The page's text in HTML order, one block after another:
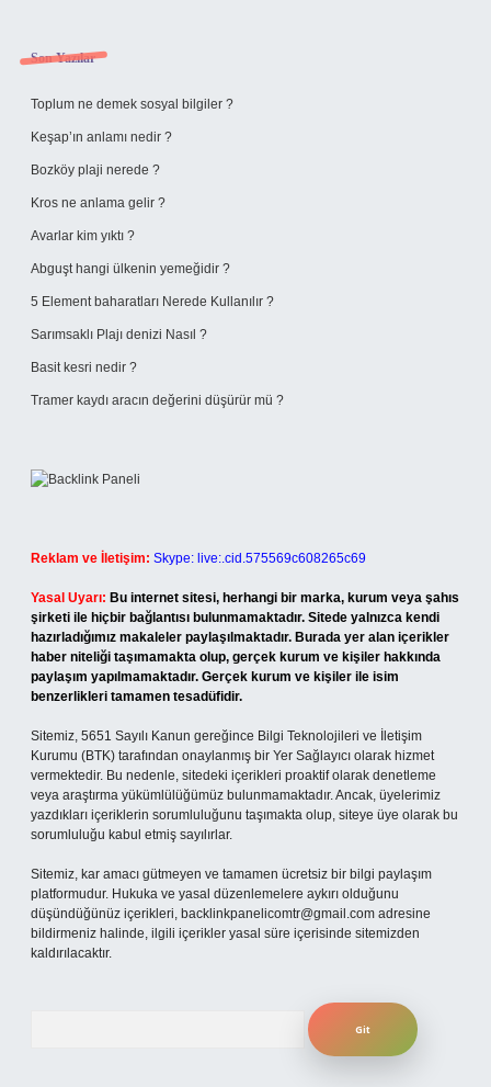
Sidebar
Son Yazılar
Toplum ne demek sosyal bilgiler ?
Keşap’ın anlamı nedir ?
Bozköy plaji nerede ?
Kros ne anlama gelir ?
Avarlar kim yıktı ?
Abguşt hangi ülkenin yemeğidir ?
5 Element baharatları Nerede Kullanılır ?
Sarımsaklı Plajı denizi Nasıl ?
Basit kesri nedir ?
Tramer kaydı aracın değerini düşürür mü ?
Reklam ve İletişim: Skype: live:.cid.575569c608265c69
Yasal Uyarı: Bu internet sitesi, herhangi bir marka, kurum veya şahıs
şirketi ile hiçbir bağlantısı bulunmamaktadır. Sitede yalnızca kendi
hazırladığımız makaleler paylaşılmaktadır. Burada yer alan içerikler
haber niteliği taşımamakta olup, gerçek kurum ve kişiler hakkında
paylaşım yapılmamaktadır. Gerçek kurum ve kişiler ile isim
benzerlikleri tamamen tesadüfidir.
Sitemiz, 5651 Sayılı Kanun gereğince Bilgi Teknolojileri ve İletişim
Kurumu (BTK) tarafından onaylanmış bir Yer Sağlayıcı olarak hizmet
vermektedir. Bu nedenle, sitedeki içerikleri proaktif olarak denetleme
veya araştırma yükümlülüğümüz bulunmamaktadır. Ancak, üyelerimiz
yazdıkları içeriklerin sorumluluğunu taşımakta olup, siteye üye olarak bu
sorumluluğu kabul etmiş sayılırlar.
Sitemiz, kar amacı gütmeyen ve tamamen ücretsiz bir bilgi paylaşım
platformudur. Hukuka ve yasal düzenlemelere aykırı olduğunu
düşündüğünüz içerikleri, backlinkpanelicomtr@gmail.com adresine
bildirmeniz halinde, ilgili içerikler yasal süre içerisinde sitemizden
kaldırılacaktır.